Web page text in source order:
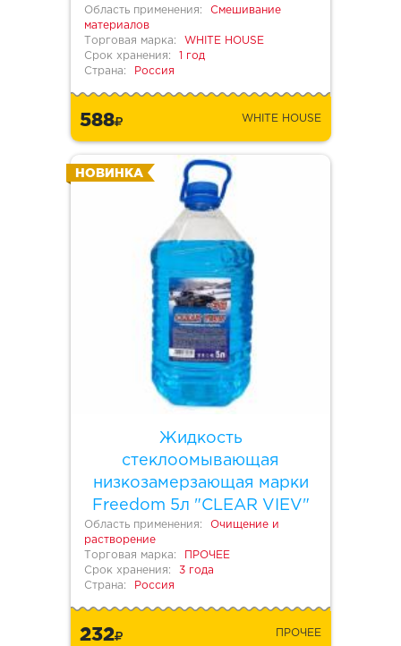
Область применения:
Смешивание
материалов
Торговая марка:
WHITE HOUSE
Срок хранения:
1 год
Страна:
Россия
588 WHITE HOUSE
Жидкость
стеклоомывающая
низкозамерзающая марки
Freedom 5л "CLEAR VIEV"
НОВИНКА
Область применения:
Очищение и
растворение
Торговая марка:
ПРОЧЕЕ
Срок хранения:
3 года
Страна:
Россия
232 ПРОЧЕЕ